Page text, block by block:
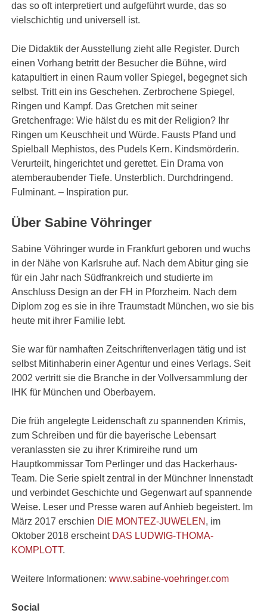
das so oft interpretiert und aufgeführt wurde, das so
vielschichtig und universell ist.
Die Didaktik der Ausstellung zieht alle Register. Durch
einen Vorhang betritt der Besucher die Bühne, wird
katapultiert in einen Raum voller Spiegel, begegnet sich
selbst. Tritt ein ins Geschehen. Zerbrochene Spiegel,
Ringen und Kampf. Das Gretchen mit seiner
Gretchenfrage: Wie hälst du es mit der Religion? Ihr
Ringen um Keuschheit und Würde. Fausts Pfand und
Spielball Mephistos, des Pudels Kern. Kindsmörderin.
Verurteilt, hingerichtet und gerettet. Ein Drama von
atemberaubender Tiefe. Unsterblich. Durchdringend.
Fulminant. – Inspiration pur.
Über Sabine Vöhringer
Sabine Vöhringer wurde in Frankfurt geboren und wuchs
in der Nähe von Karlsruhe auf. Nach dem Abitur ging sie
für ein Jahr nach Südfrankreich und studierte im
Anschluss Design an der FH in Pforzheim. Nach dem
Diplom zog es sie in ihre Traumstadt München, wo sie bis
heute mit ihrer Familie lebt.
Sie war für namhaften Zeitschriftenverlagen tätig und ist
selbst Mitinhaberin einer Agentur und eines Verlags. Seit
2002 vertritt sie die Branche in der Vollversammlung der
IHK für München und Oberbayern.
Die früh angelegte Leidenschaft zu spannenden Krimis,
zum Schreiben und für die bayerische Lebensart
veranlassten sie zu ihrer Krimireihe rund um
Hauptkommissar Tom Perlinger und das Hackerhaus-
Team. Die Serie spielt zentral in der Münchner Innenstadt
und verbindet Geschichte und Gegenwart auf spannende
Weise. Leser und Presse waren auf Anhieb begeistert. Im
März 2017 erschien DIE MONTEZ-JUWELEN , im
Oktober 2018 erscheint DAS LUDWIG-THOMA-
KOMPLOTT.
Weitere Informationen:www.sabine-voehringer.com
Social